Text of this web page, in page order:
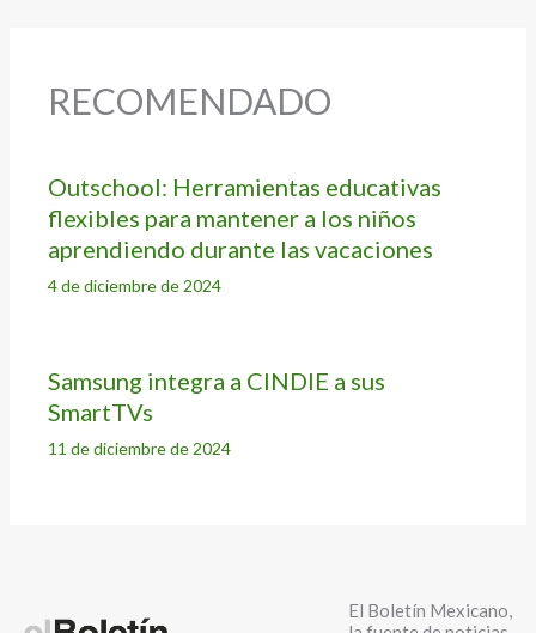
RECOMENDADO
Outschool: Herramientas educativas
flexibles para mantener a los niños
aprendiendo durante las vacaciones
4 de diciembre de 2024
Samsung integra a CINDIE a sus
SmartTVs
11 de diciembre de 2024
El Boletín Mexicano,